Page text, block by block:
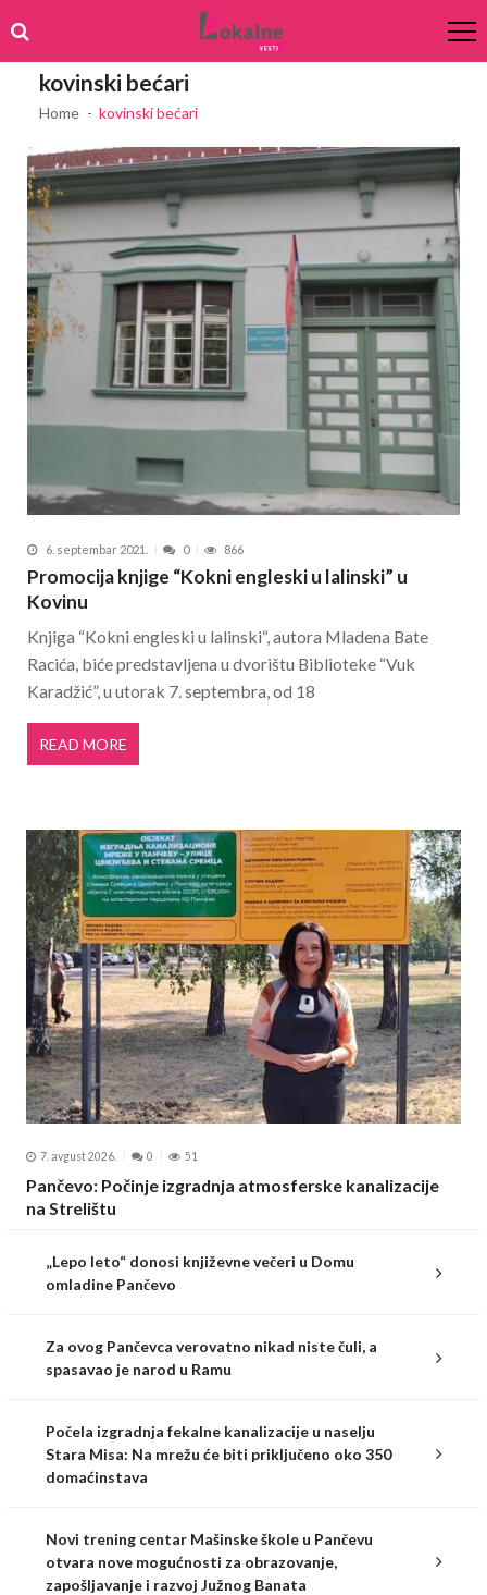
to
navigation
to
content
kovinski bećari
Home kovinski bećari
6. septembar 2021. 0 866
Promocija knjige “Kokni engleski u lalinski” u
Kovinu
Knjiga “Kokni engleski u lalinski“, autora Mladena Bate
Racića, biće predstavljena u dvorištu Biblioteke “Vuk
Karadžić”, u utorak 7. septembra, od 18
READ MORE
7. avgust 2026. 0 51
Pančevo: Počinje izgradnja atmosferske kanalizacije
na Strelištu
„Lepo leto“ donosi književne večeri u Domu
omladine Pančevo
Za ovog Pančevca verovatno nikad niste čuli, a
spasavao je narod u Ramu
Počela izgradnja fekalne kanalizacije u naselju
Stara Misa: Na mrežu će biti priključeno oko 350
domaćinstava
Novi trening centar Mašinske škole u Pančevu
otvara nove mogućnosti za obrazovanje,
zapošljavanje i razvoj Južnog Banata